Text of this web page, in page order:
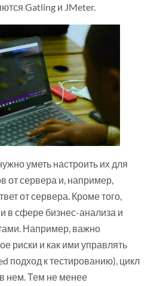
Gatling и JMeter.
уметь настроить их для
от сервера и, например,
от сервера. Кроме того,
в сфере бизнес-анализа и
Например, важно
риски и как ими управлять
подход к тестированию), цикл
нем. Тем не менее